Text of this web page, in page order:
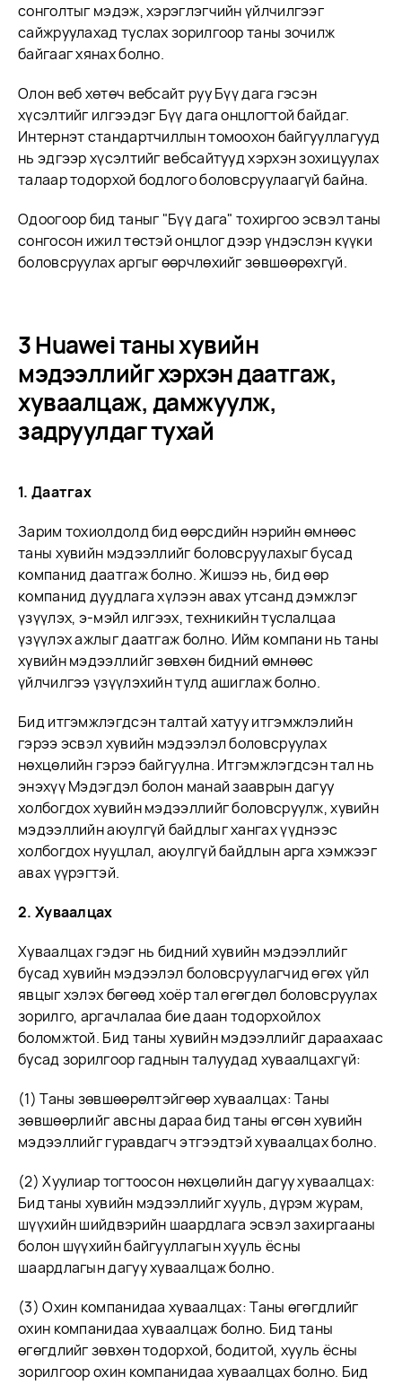
сонголтыг мэдэж, хэрэглэгчийн үйлчилгээг
сайжруулахад туслах зорилгоор таны зочилж
байгааг хянах болно.
Олон веб хөтөч вебсайт руу Бүү дага гэсэн
хүсэлтийг илгээдэг Бүү дага онцлогтой байдаг.
Интернэт стандартчиллын томоохон байгууллагууд
нь эдгээр хүсэлтийг вебсайтууд хэрхэн зохицуулах
талаар тодорхой бодлого боловсруулаагүй байна.
Одоогоор бид таныг "Бүү дага" тохиргоо эсвэл таны
сонгосон ижил төстэй онцлог дээр үндэслэн күүки
боловсруулах аргыг өөрчлөхийг зөвшөөрөхгүй.
3 Huawei таны хувийн
мэдээллийг хэрхэн даатгаж,
хуваалцаж, дамжуулж,
задруулдаг тухай
1. Даатгах
Зарим тохиолдолд бид өөрсдийн нэрийн өмнөөс
таны хувийн мэдээллийг боловсруулахыг бусад
компанид даатгаж болно. Жишээ нь, бид өөр
компанид дуудлага хүлээн авах утсанд дэмжлэг
үзүүлэх, э-мэйл илгээх, техникийн туслалцаа
үзүүлэх ажлыг даатгаж болно. Ийм компани нь таны
хувийн мэдээллийг зөвхөн бидний өмнөөс
үйлчилгээ үзүүлэхийн тулд ашиглаж болно.
Бид итгэмжлэгдсэн талтай хатуу итгэмжлэлийн
гэрээ эсвэл хувийн мэдээлэл боловсруулах
нөхцөлийн гэрээ байгуулна. Итгэмжлэгдсэн тал нь
энэхүү Мэдэгдэл болон манай зааврын дагуу
холбогдох хувийн мэдээллийг боловсруулж, хувийн
мэдээллийн аюулгүй байдлыг хангах үүднээс
холбогдох нууцлал, аюулгүй байдлын арга хэмжээг
авах үүрэгтэй.
2. Хуваалцах
Хуваалцах гэдэг нь бидний хувийн мэдээллийг
бусад хувийн мэдээлэл боловсруулагчид өгөх үйл
явцыг хэлэх бөгөөд хоёр тал өгөгдөл боловсруулах
зорилго, аргачлалаа бие даан тодорхойлох
боломжтой. Бид таны хувийн мэдээллийг дараахаас
бусад зорилгоор гаднын талуудад хуваалцахгүй:
(1) Таны зөвшөөрөлтэйгөөр хуваалцах: Таны
зөвшөөрлийг авсны дараа бид таны өгсөн хувийн
мэдээллийг гуравдагч этгээдтэй хуваалцах болно.
(2) Хуулиар тогтоосон нөхцөлийн дагуу хуваалцах:
Бид таны хувийн мэдээллийг хууль, дүрэм журам,
шүүхийн шийдвэрийн шаардлага эсвэл захиргааны
болон шүүхийн байгууллагын хууль ёсны
шаардлагын дагуу хуваалцаж болно.
(3) Охин компанидаа хуваалцах: Таны өгөгдлийг
охин компанидаа хуваалцаж болно. Бид таны
өгөгдлийг зөвхөн тодорхой, бодитой, хууль ёсны
зорилгоор охин компанидаа хуваалцах болно. Бид